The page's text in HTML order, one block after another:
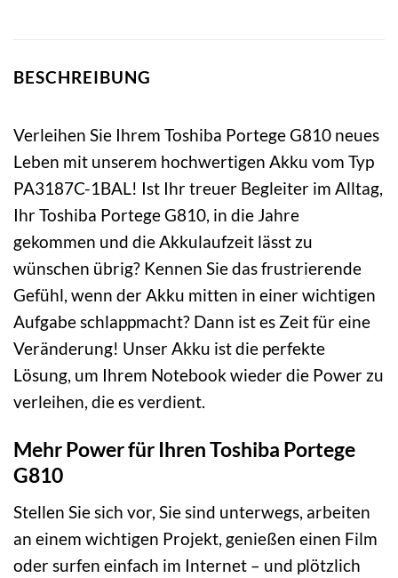
BESCHREIBUNG
Verleihen Sie Ihrem Toshiba Portege G810 neues
Leben mit unserem hochwertigen Akku vom Typ
PA3187C-1BAL! Ist Ihr treuer Begleiter im Alltag,
Ihr Toshiba Portege G810, in die Jahre
gekommen und die Akkulaufzeit lässt zu
wünschen übrig? Kennen Sie das frustrierende
Gefühl, wenn der Akku mitten in einer wichtigen
Aufgabe schlappmacht? Dann ist es Zeit für eine
Veränderung! Unser Akku ist die perfekte
Lösung, um Ihrem Notebook wieder die Power zu
verleihen, die es verdient.
Mehr Power für Ihren Toshiba Portege
G810
Stellen Sie sich vor, Sie sind unterwegs, arbeiten
an einem wichtigen Projekt, genießen einen Film
oder surfen einfach im Internet – und plötzlich